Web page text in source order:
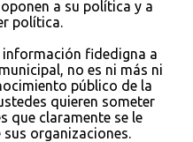
a su política y a
política.
fidedigna a
no es ni más ni
público de la
quieren someter
que claramente se le
organizaciones.